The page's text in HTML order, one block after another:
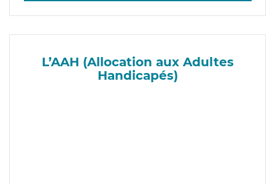
L’AAH (Allocation aux Adultes
Handicapés)